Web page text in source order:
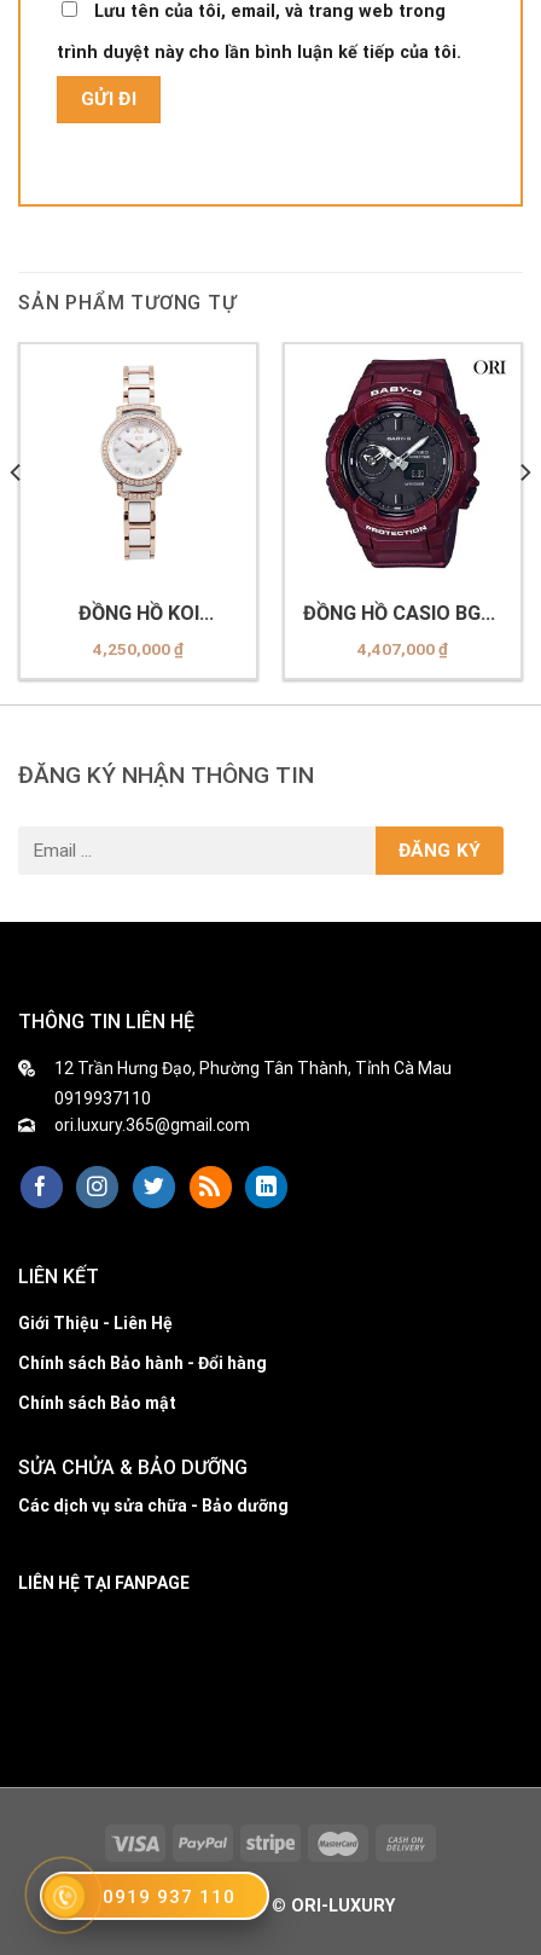
Lưu tên của tôi, email, và trang web trong
trình duyệt này cho lần bình luận kế tiếp của tôi.
SẢN PHẨM TƯƠNG TỰ
ĐỒNG HỒ KOI
K004.153.64.14.53.11.05
4,250,000₫
ĐỒNG HỒ CASIO BGA-
230S-4ADR
4,407,000₫
ĐĂNG KÝ NHẬN THÔNG TIN
THÔNG TIN LIÊN HỆ
12 Trần Hưng Đạo, Phường Tân Thành, Tỉnh Cà Mau
0919937110
ori.luxury.365@gmail.com
LIÊN KẾT
Giới Thiệu - Liên Hệ
Chính sách Bảo hành - Đổi hàng
Chính sách Bảo mật
SỬA CHỬA & BẢO DƯỠNG
Các dịch vụ sửa chữa - Bảo dưỡng
LIÊN HỆ TẠI FANPAGE
0919 937 110
Copyright 2026 © ORI-LUXURY